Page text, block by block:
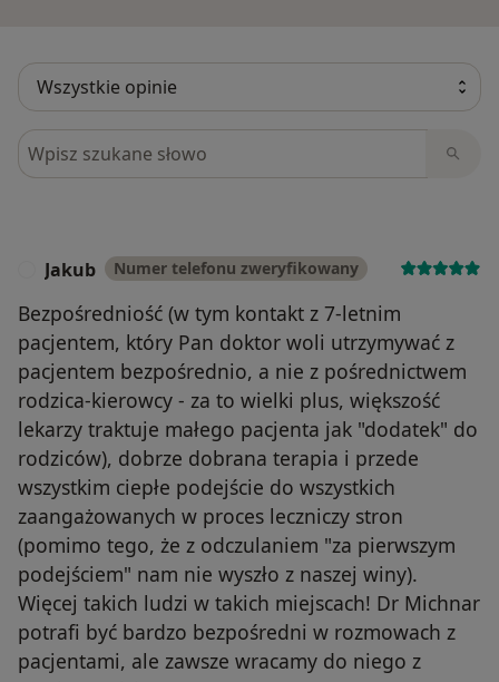
Szukaj w opiniach
Jakub Numer telefonu zweryfikowany
Bezpośredniość (w tym kontakt z 7-letnim
pacjentem, który Pan doktor woli utrzymywać z
pacjentem bezpośrednio, a nie z pośrednictwem
rodzica-kierowcy - za to wielki plus, większość
lekarzy traktuje małego pacjenta jak "dodatek" do
rodziców), dobrze dobrana terapia i przede
wszystkim ciepłe podejście do wszystkich
zaangażowanych w proces leczniczy stron
(pomimo tego, że z odczulaniem "za pierwszym
podejściem" nam nie wyszło z naszej winy).
Więcej takich ludzi w takich miejscach! Dr Michnar
potrafi być bardzo bezpośredni w rozmowach z
pacjentami, ale zawsze wracamy do niego z